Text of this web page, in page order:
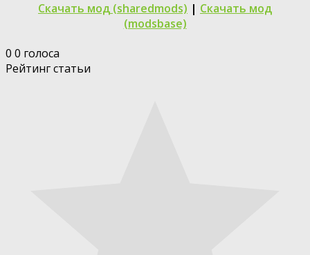
Скачать мод (sharedmods) | Скачать мод
(modsbase)
0 0 голоса
Рейтинг статьи